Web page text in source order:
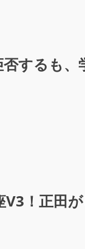
するも
！正田が